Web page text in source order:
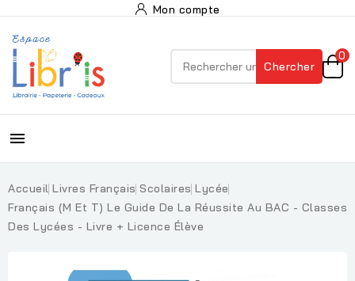
Mon compte
Chercher
0

Accueil Livres Français Scolaires Lycée
Français (M Et T) Le Guide De La Réussite Au BAC - Classes
Des Lycées - Livre + Licence Élève